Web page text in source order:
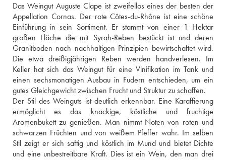
Das Weingut Auguste Clape ist zweifellos eines der besten der
Appellation Cornas. Der rote Côtes-du-Rhône ist eine schöne
Einführung in sein Sortiment. Er stammt von einer 1 Hektar
großen Fläche die mit Syrah-Reben bestückt ist und deren
Granitboden nach nachhaltigen Prinzipien bewirtschaftet wird.
Die etwa dreißigjährigen Reben werden handverlesen. Im
Keller hat sich das Weingut für eine Vinifikation im Tank und
einen sechsmonatigen Ausbau in Fudern entschieden, um ein
gutes Gleichgewicht zwischen Frucht und Struktur zu schaffen.
Der Stil des Weinguts ist deutlich erkennbar. Eine Karaffierung
ermöglicht es das knackige, köstliche und fruchtige
Aromenbukett zu genießen. Man nimmt Noten von roten und
schwarzen Früchten und von weißem Pfeffer wahr. Im selben
Stil zeigt er sich saftig und köstlich im Mund und bietet Dichte
und eine unbestreitbare Kraft. Dies ist ein Wein, den man drei